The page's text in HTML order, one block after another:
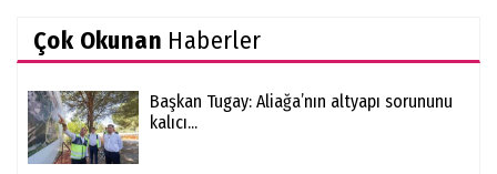
Çok Okunan Haberler
Başkan Tugay: Aliağa’nın altyapı sorununu
kalıcı...